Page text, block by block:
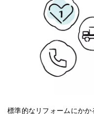
標準的なリフォームにか